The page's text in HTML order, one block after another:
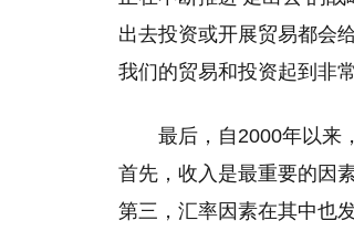
出去投资或开展贸易都会
我们的贸易和投资起到非
最后，自2000年以来
首先，收入是最重要的因
第三，汇率因素在其中也